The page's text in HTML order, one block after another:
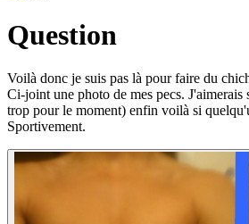
Question
Voilà donc je suis pas là pour faire du
Ci-joint une photo de mes pecs.
trop pour le moment) enfin voilà si
Sportivement.